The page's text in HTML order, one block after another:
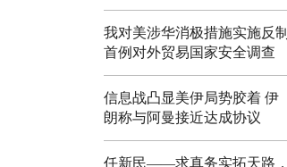
我对美涉华消极措施实施反制
首例对外贸易国家安全调查
信息战凸显美伊局势胶着 伊
朗称与阿曼接近达成协议
任新民——求真务实拓天路，